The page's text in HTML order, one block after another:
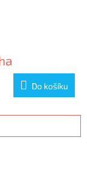
Do košíku